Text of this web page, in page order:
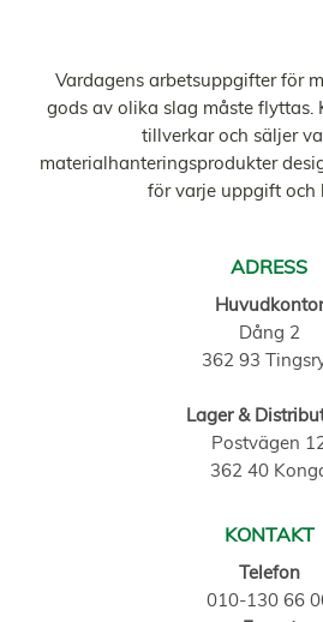
Vardagens arbetsuppgifter för
gods av olika slag måste flyttas.
tillverkar och säljer
materialhanteringsprodukter
för varje uppgift och
ADRESS
Huvudkontor
Dång 2
362 93
Lager &
Postvägen
362 40
KONTAKT
Telefon
010-130 66